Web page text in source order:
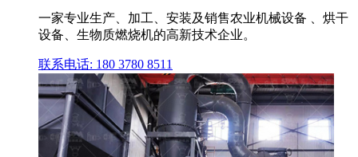
一家专业生产、加工、安装及销售农业机械设备 、烘干
设备、生物质燃烧机的高新技术企业。
联系电话: 180 3780 8511